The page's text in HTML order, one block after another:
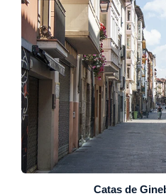
Catas de